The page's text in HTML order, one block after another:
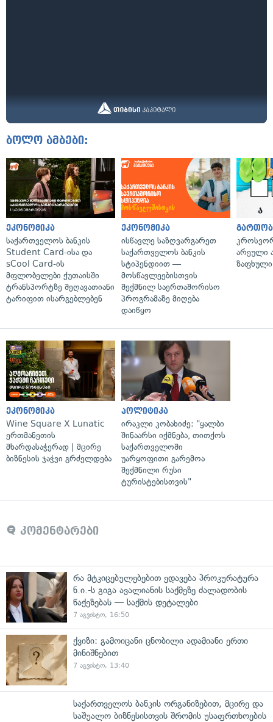
ბოლო ამბები:
ეკონომიკა
საქართველოს ბანკის
Student Card-ისა და
sCool Card-ის
მფლობელები ქუთაისში
ტრანსპორტზე შეღავათიანი
ტარიფით ისარგებლებენ
ეკონომიკა
ისწავლე საზღვარგარეთ
საქართველოს ბანკის
სტიპენდიით —
მოსწავლეებისთვის
შექმნილ საერთაშორისო
პროგრამაზე მიღება
დაიწყო
არეული
ეკონომიკა
Wine Square X Lunatic
ერთმანეთის
მხარდასაჭერად | მცირე
ბიზნესის ჯაჭვი გრძელდება
პოლიტიკა
ირაკლი კობახიძე: "ყალბი
შინაარსი იქმნება, თითქოს
საქართველოში
უარყოფითი გარემოა
შექმნილი რუსი
ტურისტებისთვის"
კომენტარები
რა მტკიცებულებებით ედავება პროკურატურა
ნ.ი.-ს გიგა ავალიანის საქმეზე ძალადობის
წაქეზებას — საქმის დეტალები
7 აგვისტო, 16:50
ქვიზი: გამოიცანი ცნობილი ადამიანი ერთი
მინიშნებით
7 აგვისტო, 13:40
საქართველოს ბანკის ორგანიზებით, მცირე და
საშუალო ბიზნესისთვის შრომის უსაფრთხოების